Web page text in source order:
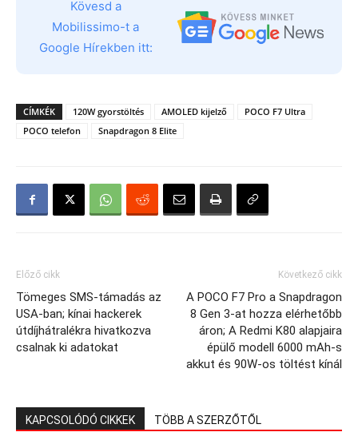
Kövesd a
Mobilissimo-t a
Google Hírekben itt:
CÍMKÉK 120W gyorstöltés AMOLED kijelző
POCO F7 Ultra
POCO telefon
Snapdragon 8 Elite
Előző cikk
Tömeges SMS-támadás az
USA-ban; kínai hackerek
útdíjhátralékra hivatkozva
csalnak ki adatokat
Következő cikk
A POCO F7 Pro a Snapdragon
8 Gen 3-at hozza elérhetőbb
áron; A Redmi K80 alapjaira
épülő modell 6000 mAh-s
akkut és 90W-os töltést kínál
KAPCSOLÓDÓ CIKKEK TÖBB A SZERZŐTŐL